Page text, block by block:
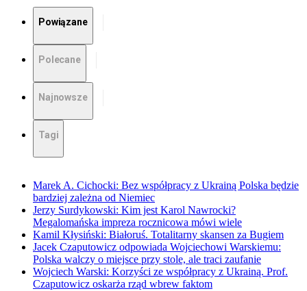
Powiązane
Polecane
Najnowsze
Tagi
Marek A. Cichocki: Bez współpracy z Ukrainą Polska będzie
bardziej zależna od Niemiec
Jerzy Surdykowski: Kim jest Karol Nawrocki?
Megalomańska impreza rocznicowa mówi wiele
Kamil Kłysiński: Białoruś. Totalitarny skansen za Bugiem
Jacek Czaputowicz odpowiada Wojciechowi Warskiemu:
Polska walczy o miejsce przy stole, ale traci zaufanie
Wojciech Warski: Korzyści ze współpracy z Ukrainą. Prof.
Czaputowicz oskarża rząd wbrew faktom